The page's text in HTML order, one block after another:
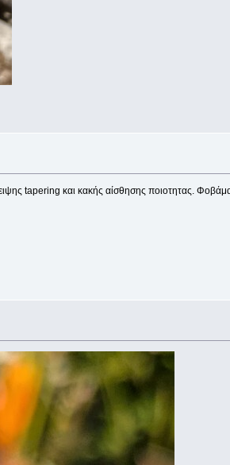
tapering και κακής αίσθησης ποιοτητας.